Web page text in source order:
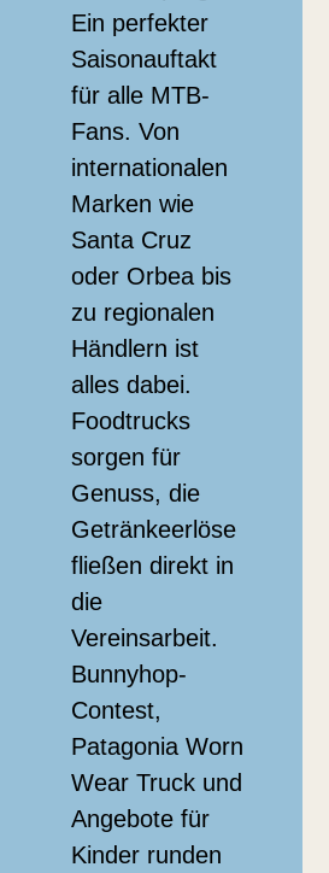
Ein perfekter
Saisonauftakt
für alle MTB-
Fans. Von
internationalen
Marken wie
Santa Cruz
oder Orbea bis
zu regionalen
Händlern ist
alles dabei.
Foodtrucks
sorgen für
Genuss, die
Getränkeerlöse
fließen direkt in
die
Vereinsarbeit.
Bunnyhop-
Contest,
Patagonia Worn
Wear Truck und
Angebote für
Kinder runden